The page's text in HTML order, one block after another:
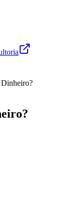
Dinheiro?